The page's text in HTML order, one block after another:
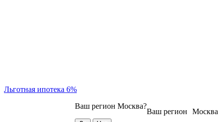
Льготная ипотека 6%
Москва
Ваш регион
Ваш регион Москва?